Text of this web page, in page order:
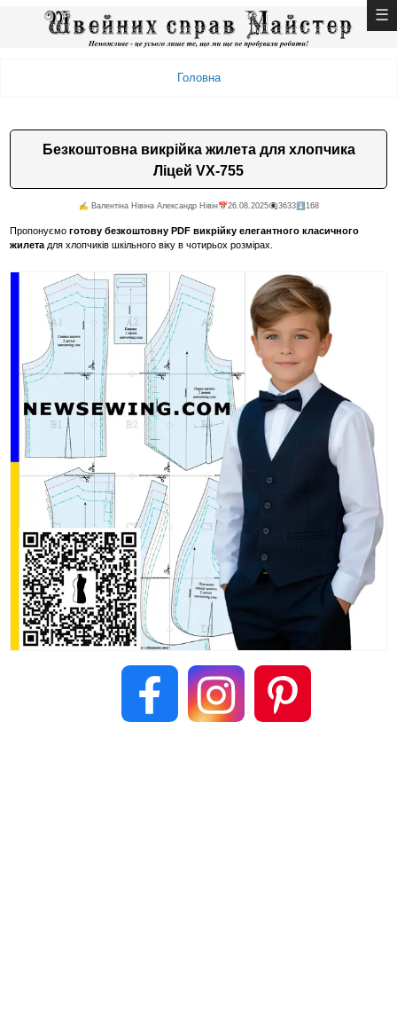
Головна
Безкоштовна викрійка жилета для хлопчика
Ліцей VX-755
✍️ Валентiна Нiвiна Александр Нiвiн📅26.08.2025👁️‍🗨️3633⬇️168
Пропонуємоготову безкоштовну PDF викрійку елегантного класичного
жилета для хлопчиків шкільного віку в чотирьох розмірах.